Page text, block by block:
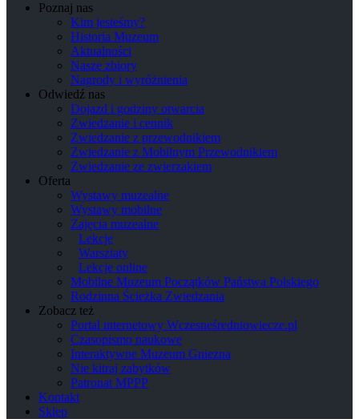
Poznaj nas
Kim jesteśmy?
Historia Muzeum
Aktualności
Nasze zbiory
Nagrody i wyróżnienia
Odwiedź nas
Dojazd i godziny otwarcia
Zwiedzanie i cennik
Zwiedzanie z przewodnikiem
Zwiedzanie z Mobilnym Przewodnikiem
Zwiedzanie ze zwierzakiem
Oferta
Wystawy muzealne
Wystawy mobilne
Zajęcia muzealne
Lekcje
Warsztaty
Lekcje online
Mobilne Muzeum Początków Państwa Polskiego
Rodzinna Ścieżka Zwiedzania
Zobacz też
Portal internetowy Wczesneśredniowiecze.pl
Czasopismo naukowe
Interaktywne Muzeum Gniezna
Nie kitraj zabytków
Patronat MPPP
Kontakt
Sklep